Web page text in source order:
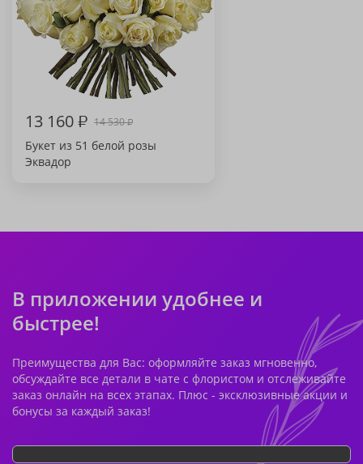
13 160₽ 14 530₽
Букет из 51 белой розы
Эквадор
В приложении удобнее и
быстрее!
Преимущества для Вас: оформляйте заказ мгновенно,
обсуждайте все детали в чате с флористом и отслеживайте
заказ онлайн на всех этапах. Плюс - эксклюзивные акции и
бонусы за каждый заказ!